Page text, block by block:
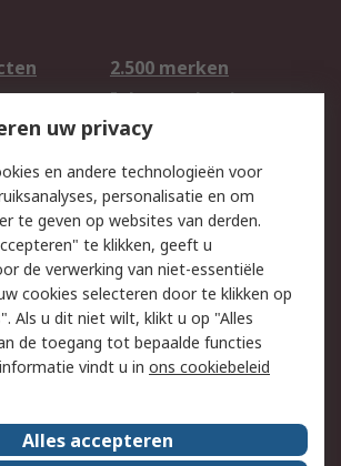
2.500 merken
Inkoopoplossingen
Technisch advies
Email veiligheid
Websitevoorwaarden
uw privacy
en andere technologieën voor
personalisatie en om
te geven op websites van derden.
te klikken, geeft u
de verwerking van niet-essentiële
cookies selecteren door te klikken op
Als u dit niet wilt, klikt u op "Alles
de toegang tot bepaalde functies
vindt u in ons cookiebeleid
Alles accepteren